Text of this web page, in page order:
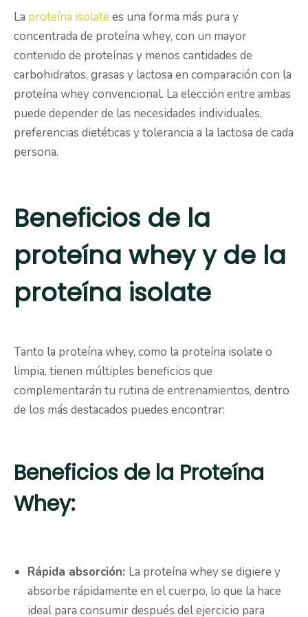
La proteína isolate es una forma más pura y
concentrada de proteína whey, con un mayor
contenido de proteínas y menos cantidades de
carbohidratos, grasas y lactosa en comparación con la
proteína whey convencional. La elección entre ambas
puede depender de las necesidades individuales,
preferencias dietéticas y tolerancia a la lactosa de cada
persona.
Beneficios de la
proteína whey y de la
proteína isolate
Tanto la proteína whey, como la proteína isolate o
limpia, tienen múltiples beneficios que
complementarán tu rutina de entrenamientos, dentro
de los más destacados puedes encontrar:
Beneficios de la Proteína
Whey:
Rápida absorción: La proteína whey se digiere y
absorbe rápidamente en el cuerpo, lo que la hace
ideal para consumir después del ejercicio para